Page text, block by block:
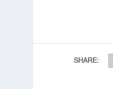
SHARE: